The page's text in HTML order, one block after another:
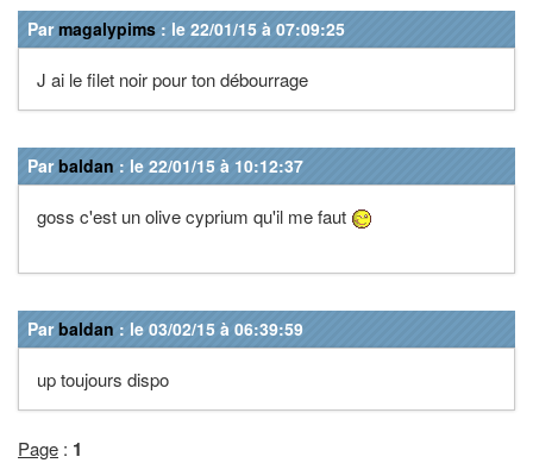
Parmagalypims : le 22/01/15 à 07:09:25
J ai le filet noir pour ton débourrage
Parbaldan : le 22/01/15 à 10:12:37
goss c'est un olive cyprium qu'il me faut
Parbaldan : le 03/02/15 à 06:39:59
up toujours dispo
Page : 1